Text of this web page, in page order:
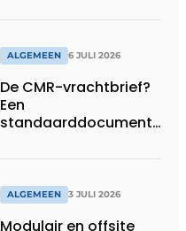
ALGEMEEN 6 JULI 2026
De CMR-vrachtbrief?
Een
standaarddocument
ALGEMEEN 3 JULI 2026
Modulair en offsite